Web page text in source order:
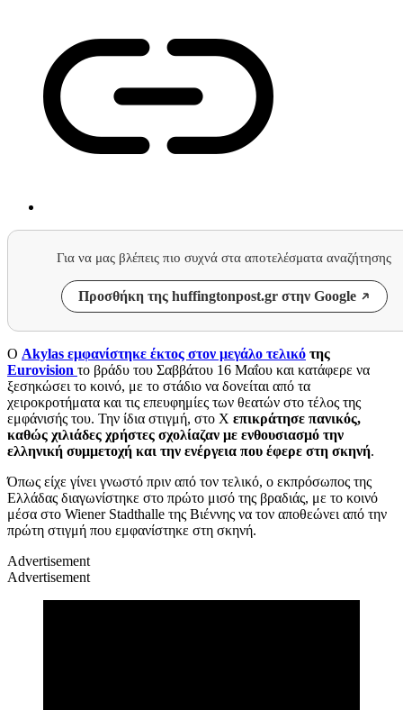
Για να μας βλέπεις πιο συχνά στα αποτελέσματα αναζήτησης
Προσθήκη της huffingtonpost.gr στην Google
Ο Akylas εμφανίστηκε έκτος στον μεγάλο τελικό της
Eurovision το βράδυ του Σαββάτου 16 Μαΐου και κατάφερε να
ξεσηκώσει το κοινό, με το στάδιο να δονείται από τα
χειροκροτήματα και τις επευφημίες των θεατών στο τέλος της
εμφάνισής του. Την ίδια στιγμή, στο X επικράτησε πανικός,
καθώς χιλιάδες χρήστες σχολίαζαν με ενθουσιασμό την
ελληνική συμμετοχή και την ενέργεια που έφερε στη σκηνή.
Όπως είχε γίνει γνωστό πριν από τον τελικό, ο εκπρόσωπος της
Ελλάδας διαγωνίστηκε στο πρώτο μισό της βραδιάς, με το κοινό
μέσα στο Wiener Stadthalle της Βιέννης να τον αποθεώνει από την
πρώτη στιγμή που εμφανίστηκε στη σκηνή.
Advertisement
Advertisement